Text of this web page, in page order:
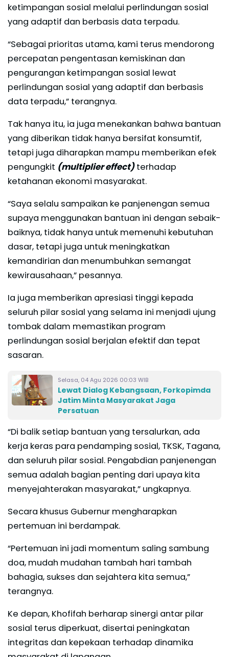
ketimpangan sosial melalui perlindungan sosial
yang adaptif dan berbasis data terpadu.
“Sebagai prioritas utama, kami terus mendorong
percepatan pengentasan kemiskinan dan
pengurangan ketimpangan sosial lewat
perlindungan sosial yang adaptif dan berbasis
data terpadu,” terangnya.
Tak hanya itu, ia juga menekankan bahwa bantuan
yang diberikan tidak hanya bersifat konsumtif,
tetapi juga diharapkan mampu memberikan efek
pengungkit (multiplier effect)terhadap
ketahanan ekonomi masyarakat.
“Saya selalu sampaikan ke panjenengan semua
supaya menggunakan bantuan ini dengan sebaik-
baiknya, tidak hanya untuk memenuhi kebutuhan
dasar, tetapi juga untuk meningkatkan
kemandirian dan menumbuhkan semangat
kewirausahaan,” pesannya.
Ia juga memberikan apresiasi tinggi kepada
seluruh pilar sosial yang selama ini menjadi ujung
tombak dalam memastikan program
perlindungan sosial berjalan efektif dan tepat
sasaran.
Selasa, 04 Agu 2026 00:03 WIB
Lewat Dialog Kebangsaan, Forkopimda
Jatim Minta Masyarakat Jaga
Persatuan
“Di balik setiap bantuan yang tersalurkan, ada
kerja keras para pendamping sosial, TKSK, Tagana,
dan seluruh pilar sosial. Pengabdian panjenengan
semua adalah bagian penting dari upaya kita
menyejahterakan masyarakat,” ungkapnya.
Secara khusus Gubernur mengharapkan
pertemuan ini berdampak.
“Pertemuan ini jadi momentum saling sambung
doa, mudah mudahan tambah hari tambah
bahagia, sukses dan sejahtera kita semua,”
terangnya.
Ke depan, Khofifah berharap sinergi antar pilar
sosial terus diperkuat, disertai peningkatan
integritas dan kepekaan terhadap dinamika